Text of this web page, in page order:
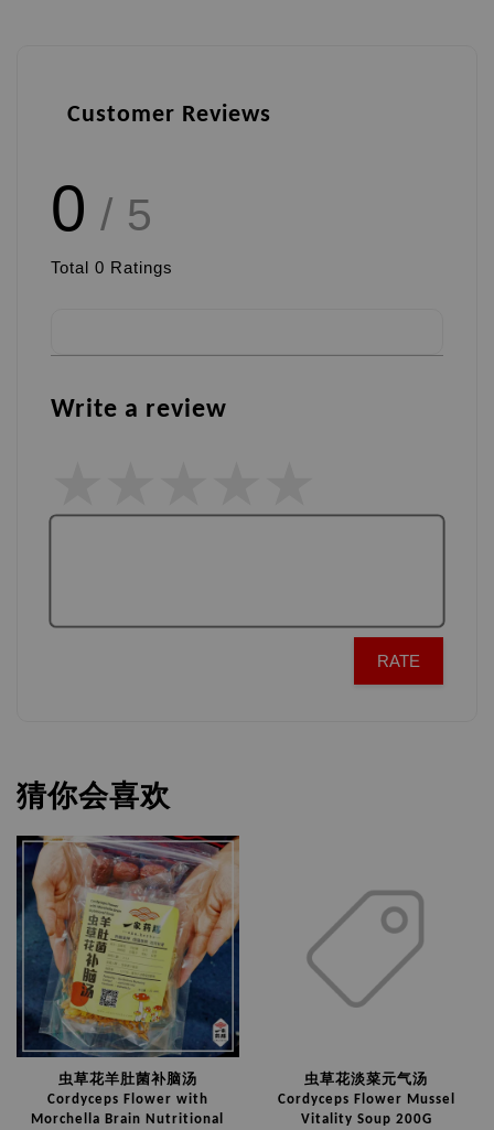
Customer Reviews
0 / 5
Total 0 Ratings
Write a review
RATE
猜你会喜欢
虫草花羊肚菌补脑汤
Cordyceps Flower with
Morchella Brain Nutritional
虫草花淡菜元气汤
Cordyceps Flower Mussel
Vitality Soup 200G